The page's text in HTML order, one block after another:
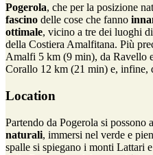
Pogerola, che per la posizione
fascino delle cose che fanno
ottimale, vicino a tre dei luoghi
della Costiera Amalfitana. Più
Amalfi 5 km (9 min), da Ravello
Corallo 12 km (21 min) e, infine,
Location
Partendo da Pogerola si possono
naturali, immersi nel verde e
spalle si spiegano i monti Lattari